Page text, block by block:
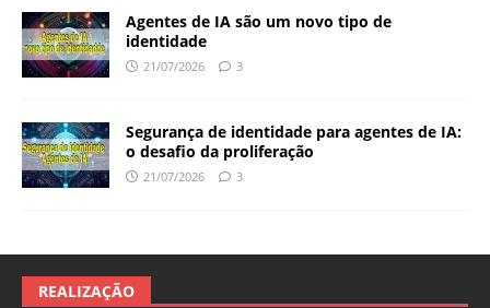
Agentes de IA são um novo tipo de
identidade
21/07/2026 3
Segurança de identidade para agentes de IA:
o desafio da proliferação
21/07/2026 3
REALIZAÇÃO